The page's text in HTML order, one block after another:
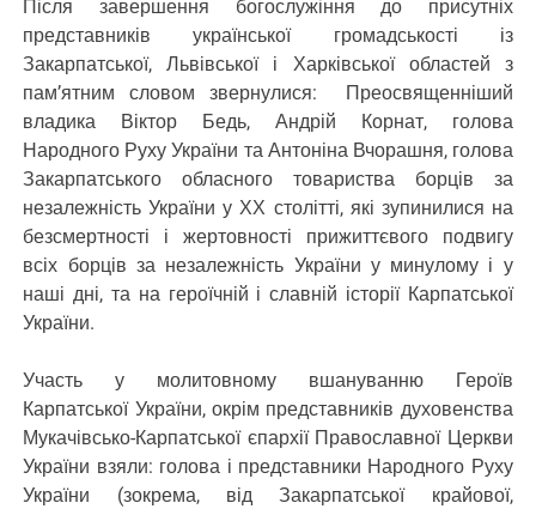
Після завершення богослужіння до присутніх
представників української громадськості із
Закарпатської, Львівської і Харківської областей з
пам’ятним словом звернулися: Преосвященніший
владика Віктор Бедь, Андрій Корнат, голова
Народного Руху України та Антоніна Вчорашня, голова
Закарпатського обласного товариства борців за
незалежність України у ХХ столітті, які зупинилися на
безсмертності і жертовності прижиттєвого подвигу
всіх борців за незалежність України у минулому і у
наші дні, та на героїчній і славній історії Карпатської
України.
Участь у молитовному вшануванню Героїв
Карпатської України, окрім представників духовенства
Мукачівсько-Карпатської єпархії Православної Церкви
України взяли: голова і представники Народного Руху
України (зокрема, від Закарпатської крайової,